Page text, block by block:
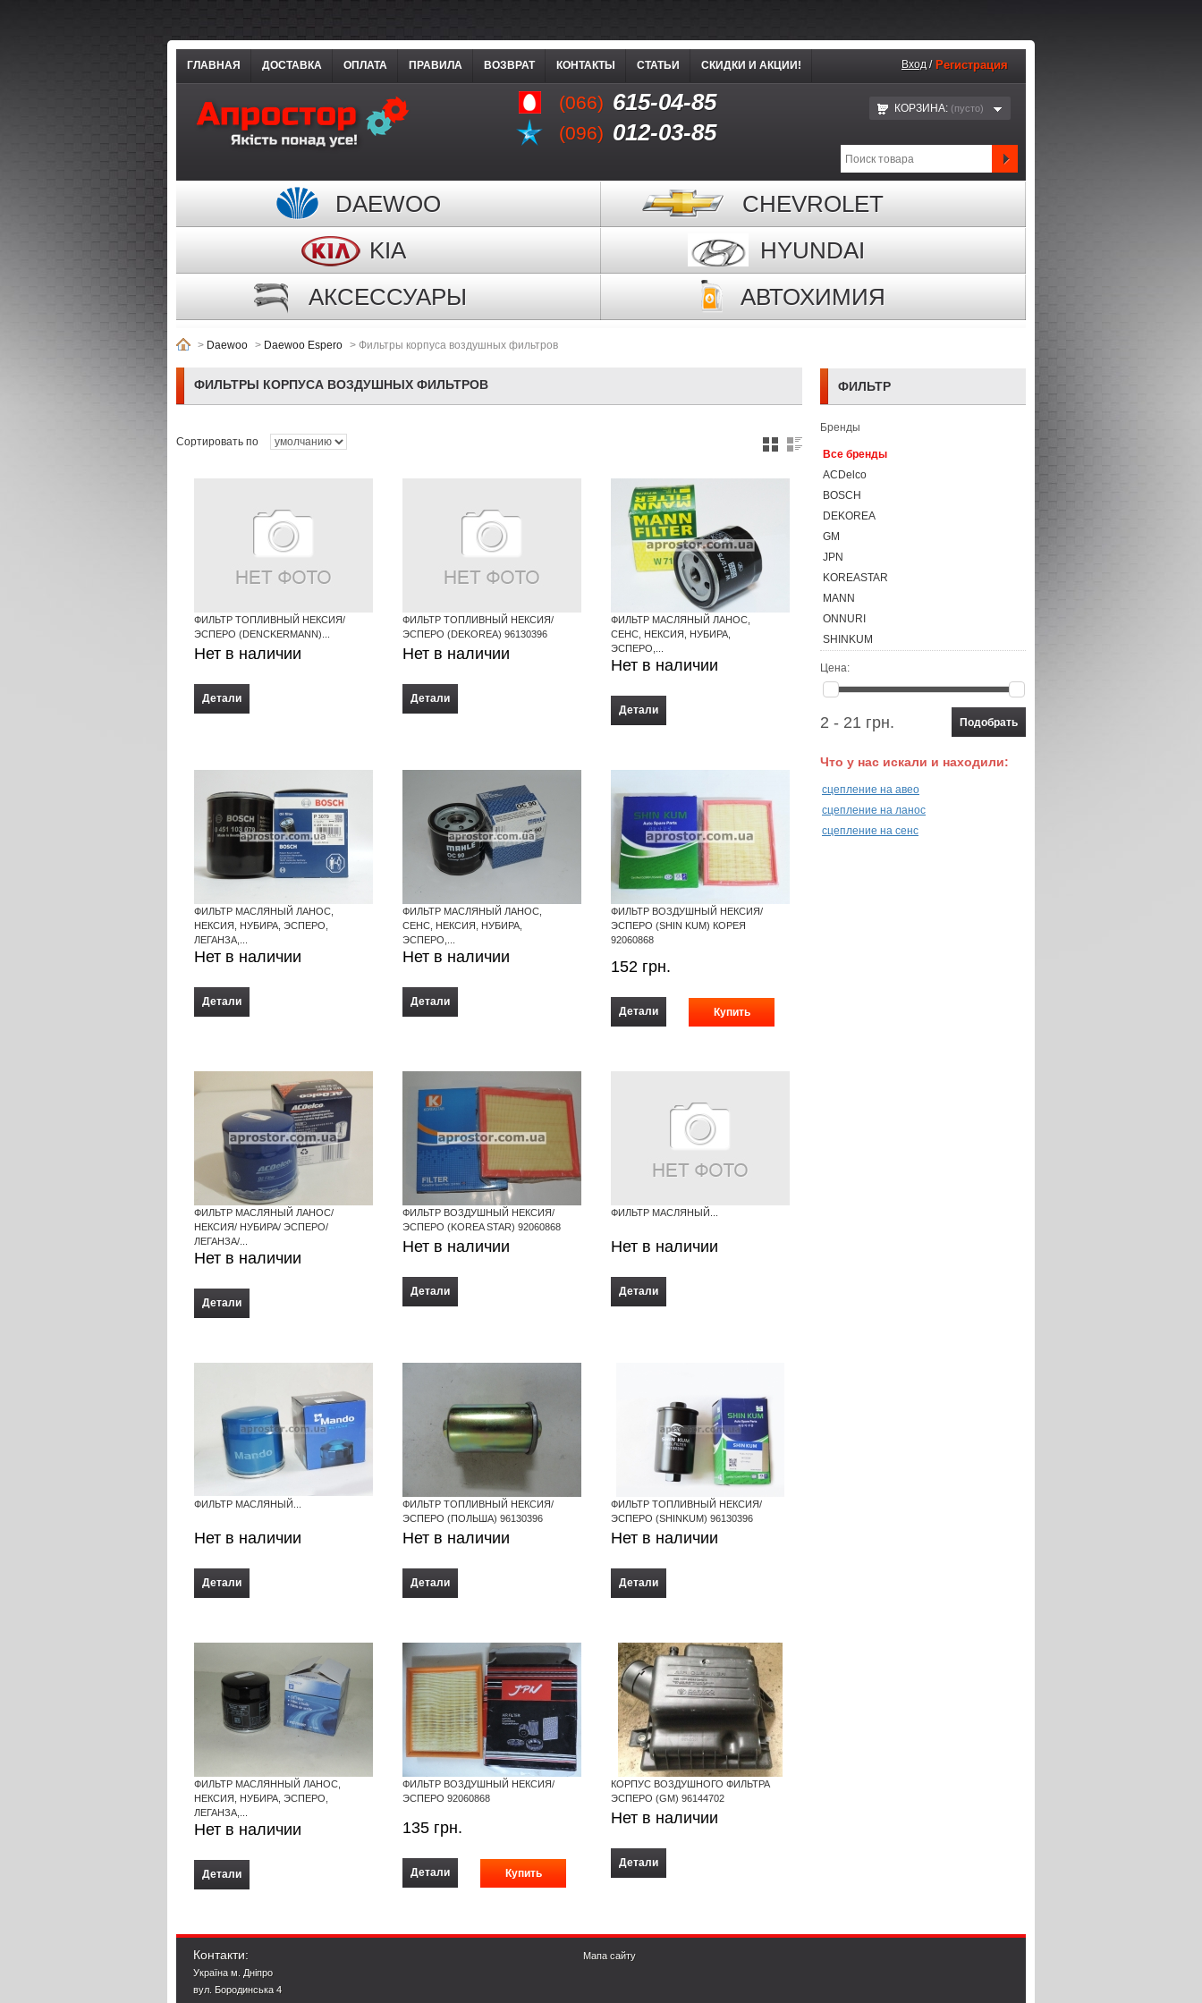
(066) 615-04-85
(096) 012-03-85
ГЛАВНАЯ ДОСТАВКА ОПЛАТА ПРАВИЛА ВОЗВРАТ КОНТАКТЫ СТАТЬИ СКИДКИ И АКЦИИ! Вход / Регистрация
КОРЗИНА: (пустo)
DAEWOO
CHEVROLET
KIA
HYUNDAI
АКСЕССУАРЫ
АВТОХИМИЯ
> Daewoo > Daewoo Espero > Фильтры корпуса воздушных фильтров
ФИЛЬТРЫ КОРПУСА ВОЗДУШНЫХ ФИЛЬТРОВ
Сортировать по
ФИЛЬТР ТОПЛИВНЫЙ НЕКСИЯ/
ЭСПЕРО (DENCKERMANN)...
Нет в наличии
Детали
ФИЛЬТР ТОПЛИВНЫЙ НЕКСИЯ/
ЭСПЕРО (DEKOREA) 96130396
Нет в наличии
Детали
ФИЛЬТР МАСЛЯНЫЙ ЛАНОС,
СЕНС, НЕКСИЯ, НУБИРА,
ЭСПЕРО,...
Нет в наличии
Детали
ФИЛЬТР МАСЛЯНЫЙ ЛАНОС,
НЕКСИЯ, НУБИРА, ЭСПЕРО,
ЛЕГАНЗА,...
Нет в наличии
Детали
ФИЛЬТР МАСЛЯНЫЙ ЛАНОС,
СЕНС, НЕКСИЯ, НУБИРА,
ЭСПЕРО,...
Нет в наличии
Детали
ФИЛЬТР ВОЗДУШНЫЙ НЕКСИЯ/
ЭСПЕРО (SHIN KUM) КОРЕЯ
92060868
152 грн.
Детали
ФИЛЬТР МАСЛЯНЫЙ ЛАНОС/
НЕКСИЯ/ НУБИРА/ ЭСПЕРО/
ЛЕГАНЗА/...
Нет в наличии
Детали
ФИЛЬТР ВОЗДУШНЫЙ НЕКСИЯ/
ЭСПЕРО (KOREA STAR) 92060868
Нет в наличии
Детали
ФИЛЬТР МАСЛЯНЫЙ...
Нет в наличии
Детали
ФИЛЬТР МАСЛЯНЫЙ...
Нет в наличии
Детали
ФИЛЬТР ТОПЛИВНЫЙ НЕКСИЯ/
ЭСПЕРО (ПОЛЬША) 96130396
Нет в наличии
Детали
ФИЛЬТР ТОПЛИВНЫЙ НЕКСИЯ/
ЭСПЕРО (SHINKUM) 96130396
Нет в наличии
Детали
ФИЛЬТР МАСЛЯННЫЙ ЛАНОС,
НЕКСИЯ, НУБИРА, ЭСПЕРО,
ЛЕГАНЗА,...
Нет в наличии
Детали
ФИЛЬТР ВОЗДУШНЫЙ НЕКСИЯ/
ЭСПЕРО 92060868
135 грн.
Детали
КОРПУС ВОЗДУШНОГО ФИЛЬТРА
ЭСПЕРО (GM) 96144702
Нет в наличии
Детали
ФИЛЬТР
Бренды
Все бренды
ACDelco
BOSCH
DEKOREA
GM
JPN
KOREASTAR
MANN
ONNURI
SHINKUM
Польша
Цена:
2 - 21 грн.
Что у нас искали и находили:
сцепление на авео
сцепление на ланос
сцепление на сенс
Контакти:
Україна м. Дніпро
вул. Бородинська 4
Мапа сайту